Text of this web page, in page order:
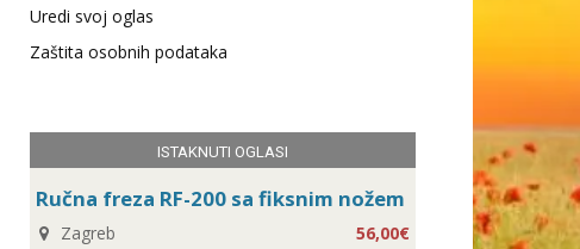
Uredi svoj oglas
Zaštita osobnih podataka
ISTAKNUTI OGLASI
Ručna freza RF-200 sa fiksnim nožem
Zagreb 56,00€